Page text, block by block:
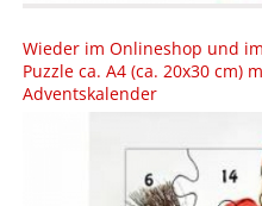
Wieder im Onlineshop und
Puzzle ca. A4 (ca. 20x30 cm)
Adventskalender